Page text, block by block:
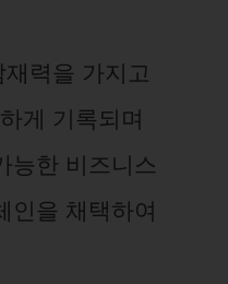
력을 가지고
게 기록되며
능한 비즈니스
인을 채택하여